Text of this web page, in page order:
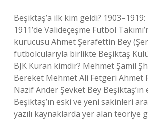
Beşiktaş’a ilk kim geldi?
1911’de Valideçeşme Futbol
kurucusu Ahmet Şerafettin Bey
futbolcularıyla birlikte Beşiktaş
BJK Kuran kimdir? Mehmet Şamil
Bereket Mehmet Ali Fetgeri Ahmet
Nazif Ander Şevket Bey Beşiktaş’ın
Beşiktaş’ın eski ve yeni sakinleri
yazılı kaynaklarda yer alan teoriye